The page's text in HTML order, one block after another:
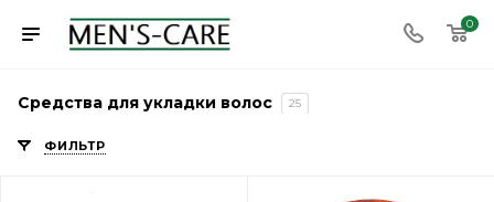
0
Средства для укладки волос 25
ФИЛЬТР